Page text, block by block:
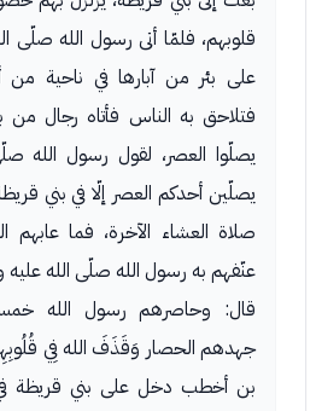
قلوبهم، فلمّا أتى رسول الله صلّى
على بئر من آبارها في ناحية من
فتلاحق به الناس فأتاه رجال من
يصلّوا العصر، لقول رسول الله
يصلّين أحدكم العصر إلّا في بني
صلاة العشاء الآخرة، فما عابهم
عنّفهم به رسول الله صلّى الله
قال: وحاصرهم رسول الله
جهدهم الحصار وَقَذَفَ الله فِي
بن أخطب دخل على بني قريظة